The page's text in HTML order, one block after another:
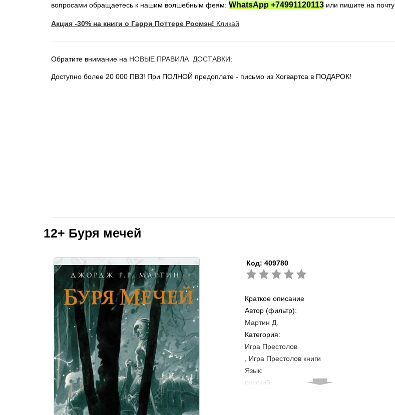
вопросами обращаетесь к нашим волшебным феям: WhatsApp +74991120113 или пишите на почту
Акция -30% на книги о Гарри Поттере Росмэн! Кликай
Обратите внимание на НОВЫЕ ПРАВИЛА ДОСТАВКИ:
Доступно более 20 000 ПВЗ! При ПОЛНОЙ предоплате - письмо из Хогвартса в ПОДАРОК!
12+ Буря мечей
Код: 409780
Краткое описание
Автор (фильтр):
Мартин Д.
Категория:
Игра Престолов
Игра Престолов книги
Язык:
русский